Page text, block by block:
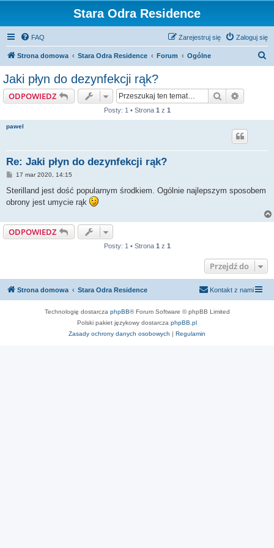
Stara Odra Residence
FAQ Zaloguj się
Zarejestruj się
Strona domowa Stara Odra Residence Forum Ogólne
Jaki płyn do dezynfekcji rąk?
ODPOWIEDZ Szukaj
Posty: 1 • Strona 1 z 1
pawel
Re: Jaki płyn do dezynfekcji rąk?
P
s
17 mar 2020, 14:15
Sterilland jest dość popularnym środkiem. Ogólnie najlepszym sposobem
obrony jest umycie rąk
ODPOWIEDZ
Posty: 1 • Strona 1 z 1
Przejdź do
Strona domowa Stara Odra Residence Kontakt z nami
Technologię dostarcza phpBB® Forum Software © phpBB Limited
Polski pakiet językowy dostarcza phpBB.pl
Zasady ochrony danych osobowych | Regulamin